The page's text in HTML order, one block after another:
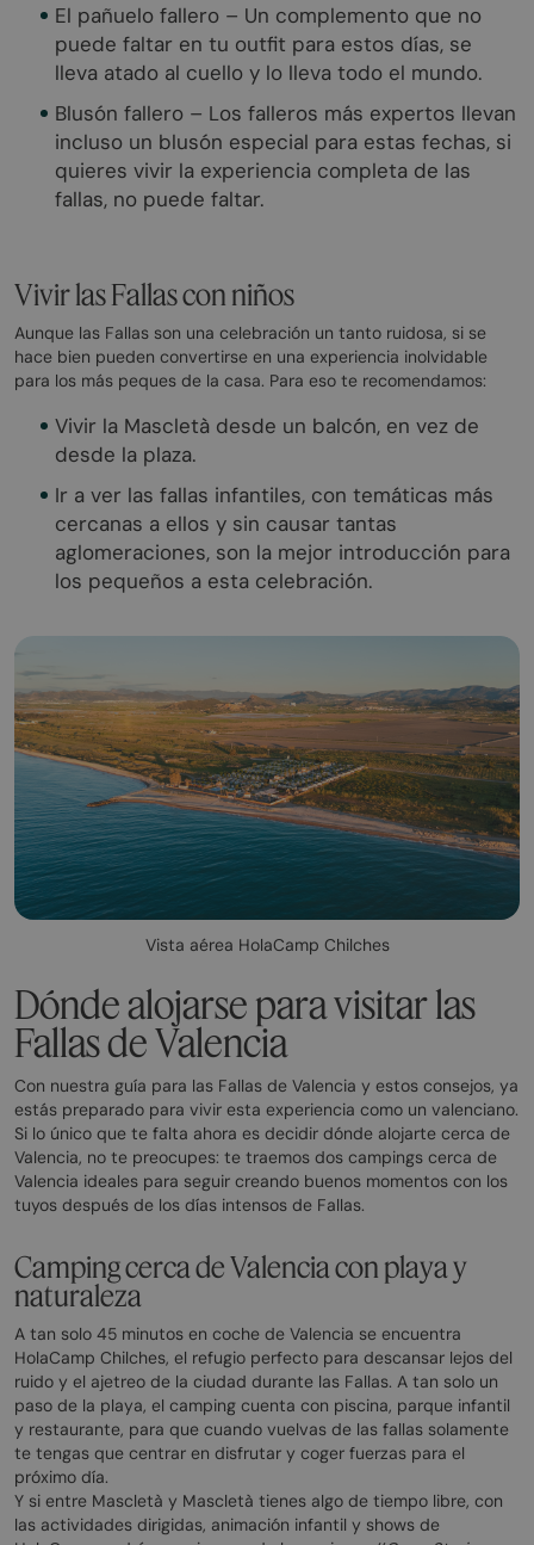
El pañuelo fallero – Un complemento que no
puede faltar en tu outfit para estos días, se
lleva atado al cuello y lo lleva todo el mundo.
Blusón fallero – Los falleros más expertos llevan
incluso un blusón especial para estas fechas, si
quieres vivir la experiencia completa de las
fallas, no puede faltar.
Vivir las Fallas con niños
Aunque las Fallas son una celebración un tanto ruidosa, si se
hace bien pueden convertirse en una experiencia inolvidable
para los más peques de la casa. Para eso te recomendamos:
Vivir la Mascletà desde un balcón, en vez de
desde la plaza.
Ir a ver las fallas infantiles, con temáticas más
cercanas a ellos y sin causar tantas
aglomeraciones, son la mejor introducción para
los pequeños a esta celebración.
Vista aérea HolaCamp Chilches
Dónde alojarse para visitar las
Fallas de Valencia
Con nuestra guía para las Fallas de Valencia y estos consejos, ya
estás preparado para vivir esta experiencia como un valenciano.
Si lo único que te falta ahora es decidir dónde alojarte cerca de
Valencia, no te preocupes: te traemos dos campings cerca de
Valencia ideales para seguir creando buenos momentos con los
tuyos después de los días intensos de Fallas.
Camping cerca de Valencia con playa y
naturaleza
A tan solo 45 minutos en coche de Valencia se encuentra
HolaCamp Chilches, el refugio perfecto para descansar lejos del
ruido y el ajetreo de la ciudad durante las Fallas. A tan solo un
paso de la playa, el camping cuenta con piscina, parque infantil
y restaurante, para que cuando vuelvas de las fallas solamente
te tengas que centrar en disfrutar y coger fuerzas para el
próximo día.
Y si entre Mascletà y Mascletà tienes algo de tiempo libre, con
las actividades dirigidas, animación infantil y shows de